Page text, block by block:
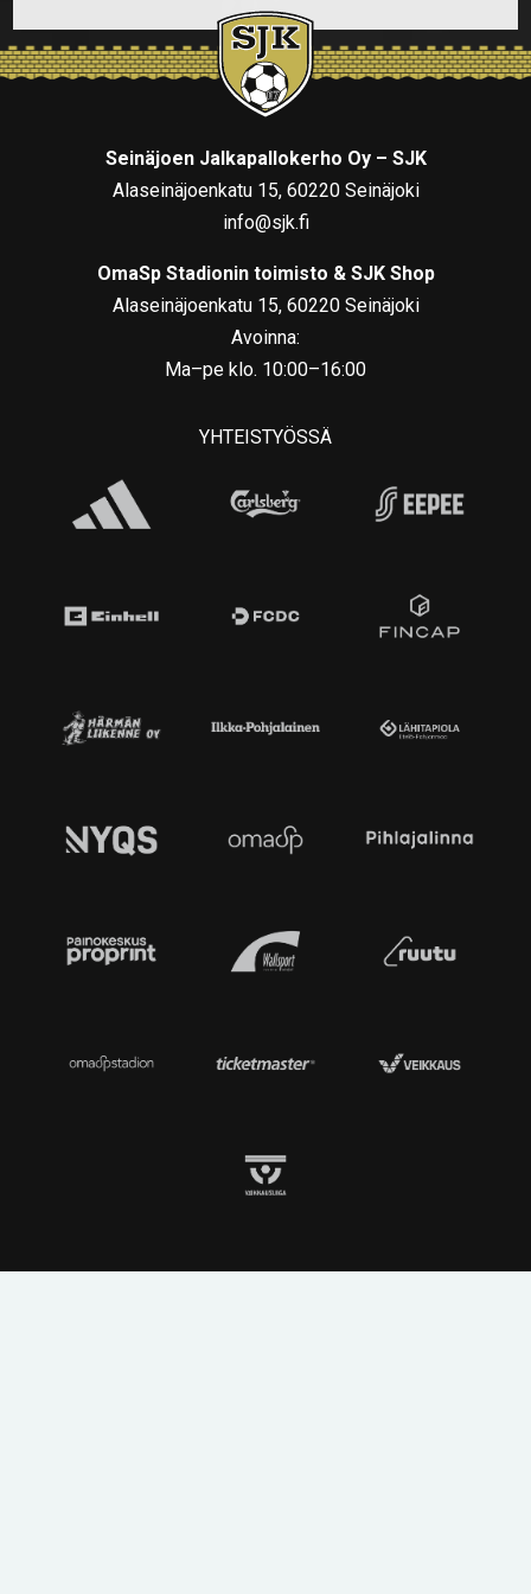
Seinäjoen Jalkapallokerho Oy – SJK
Alaseinäjoenkatu 15, 60220 Seinäjoki
info@sjk.fi
OmaSp Stadionin toimisto & SJK Shop
Alaseinäjoenkatu 15, 60220 Seinäjoki
Avoinna:
Ma–pe klo. 10:00–16:00
YHTEISTYÖSSÄ